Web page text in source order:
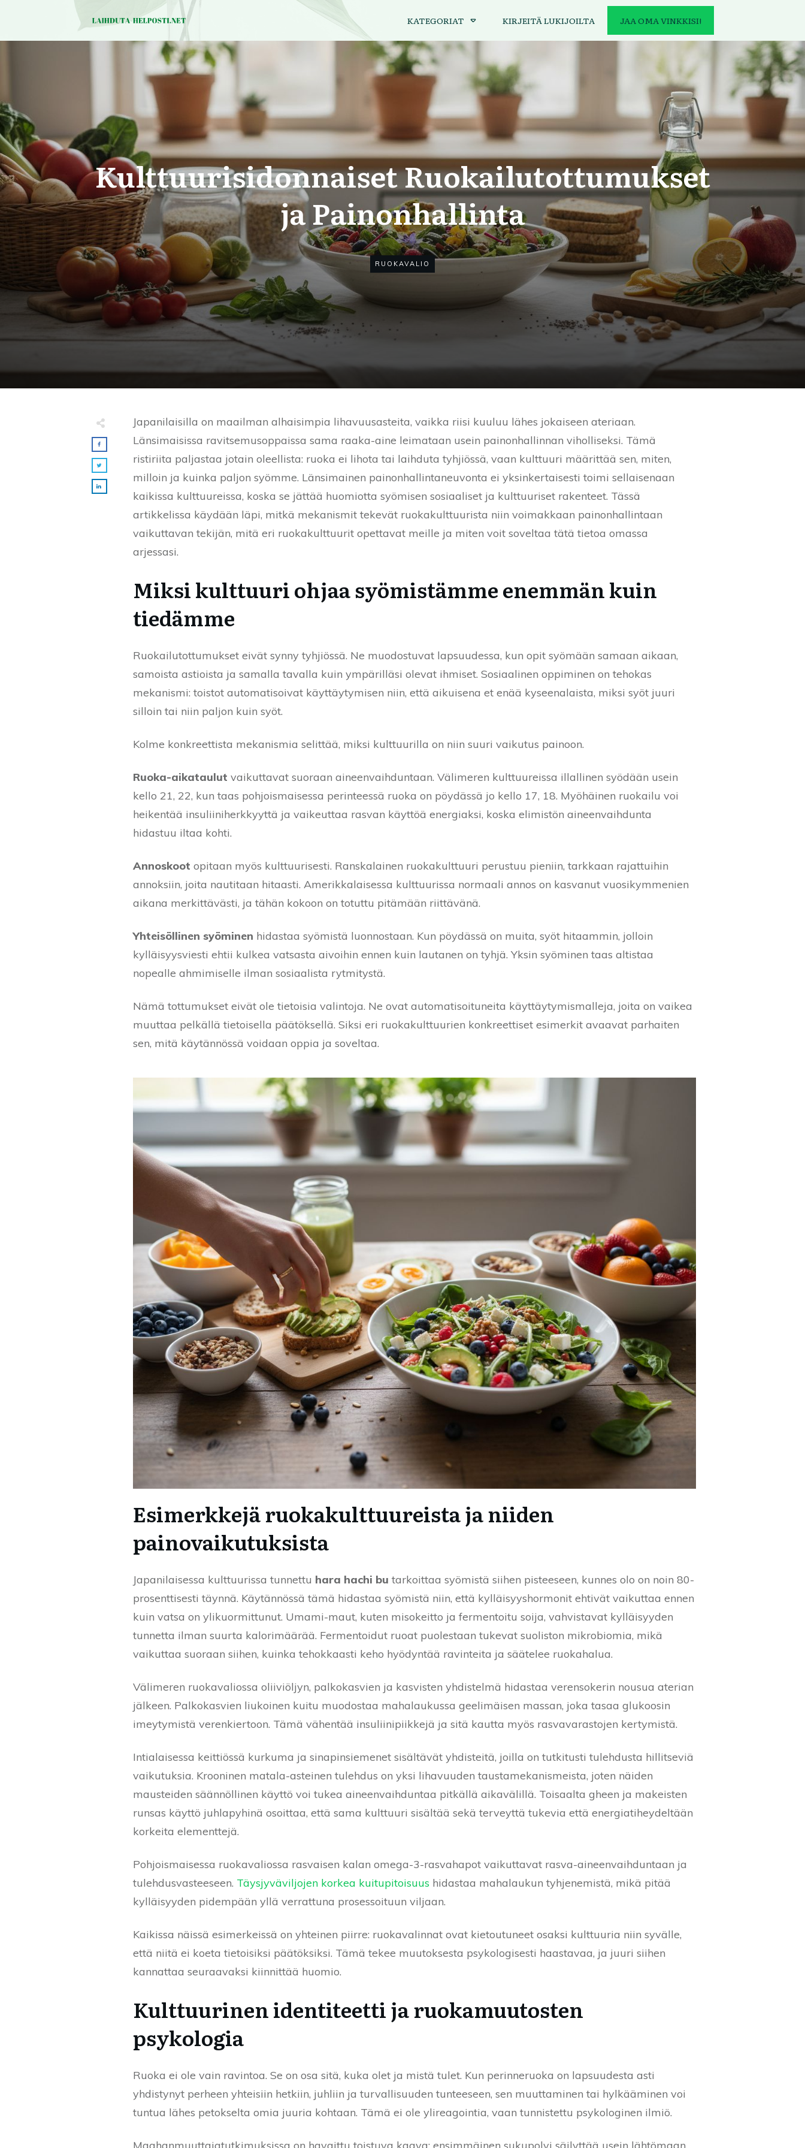
KATEGORIAT KIRJEITÄ LUKIJOILTA JAA OMA VINKKISI!
Kulttuurisidonnaiset Ruokailutottumukset
ja Painonhallinta
RUOKAVALIO
Japanilaisilla on maailman alhaisimpia lihavuusasteita, vaikka riisi kuuluu lähes jokaiseen ateriaan.
Länsimaisissa ravitsemusoppaissa sama raaka-aine leimataan usein painonhallinnan viholliseksi. Tämä
ristiriita paljastaa jotain oleellista: ruoka ei lihota tai laihduta tyhjiössä, vaan kulttuuri määrittää sen, miten,
milloin ja kuinka paljon syömme. Länsimainen painonhallintaneuvonta ei yksinkertaisesti toimi sellaisenaan
kaikissa kulttuureissa, koska se jättää huomiotta syömisen sosiaaliset ja kulttuuriset rakenteet. Tässä
artikkelissa käydään läpi, mitkä mekanismit tekevät ruokakulttuurista niin voimakkaan painonhallintaan
vaikuttavan tekijän, mitä eri ruokakulttuurit opettavat meille ja miten voit soveltaa tätä tietoa omassa
arjessasi.
Miksi kulttuuri ohjaa syömistämme enemmän kuin
tiedämme
Ruokailutottumukset eivät synny tyhjiössä. Ne muodostuvat lapsuudessa, kun opit syömään samaan aikaan,
samoista astioista ja samalla tavalla kuin ympärilläsi olevat ihmiset. Sosiaalinen oppiminen on tehokas
mekanismi: toistot automatisoivat käyttäytymisen niin, että aikuisena et enää kyseenalaista, miksi syöt juuri
silloin tai niin paljon kuin syöt.
Kolme konkreettista mekanismia selittää, miksi kulttuurilla on niin suuri vaikutus painoon.
Ruoka-aikataulut vaikuttavat suoraan aineenvaihduntaan. Välimeren kulttuureissa illallinen syödään usein
kello 21, 22, kun taas pohjoismaisessa perinteessä ruoka on pöydässä jo kello 17, 18. Myöhäinen ruokailu voi
heikentää insuliiniherkkyyttä ja vaikeuttaa rasvan käyttöä energiaksi, koska elimistön aineenvaihdunta
hidastuu iltaa kohti.
Annoskoot opitaan myös kulttuurisesti. Ranskalainen ruokakulttuuri perustuu pieniin, tarkkaan rajattuihin
annoksiin, joita nautitaan hitaasti. Amerikkalaisessa kulttuurissa normaali annos on kasvanut vuosikymmenien
aikana merkittävästi, ja tähän kokoon on totuttu pitämään riittävänä.
Yhteisöllinen syöminen hidastaa syömistä luonnostaan. Kun pöydässä on muita, syöt hitaammin, jolloin
kylläisyysviesti ehtii kulkea vatsasta aivoihin ennen kuin lautanen on tyhjä. Yksin syöminen taas altistaa
nopealle ahmimiselle ilman sosiaalista rytmitystä.
Nämä tottumukset eivät ole tietoisia valintoja. Ne ovat automatisoituneita käyttäytymismalleja, joita on vaikea
muuttaa pelkällä tietoisella päätöksellä. Siksi eri ruokakulttuurien konkreettiset esimerkit avaavat parhaiten
sen, mitä käytännössä voidaan oppia ja soveltaa.
Esimerkkejä ruokakulttuureista ja niiden
painovaikutuksista
Japanilaisessa kulttuurissa tunnettu hara hachi bu tarkoittaa syömistä siihen pisteeseen, kunnes olo on noin 80-
prosenttisesti täynnä. Käytännössä tämä hidastaa syömistä niin, että kylläisyyshormonit ehtivät vaikuttaa ennen
kuin vatsa on ylikuormittunut. Umami-maut, kuten misokeitto ja fermentoitu soija, vahvistavat kylläisyyden
tunnetta ilman suurta kalorimäärää. Fermentoidut ruoat puolestaan tukevat suoliston mikrobiomia, mikä
vaikuttaa suoraan siihen, kuinka tehokkaasti keho hyödyntää ravinteita ja säätelee ruokahalua.
Välimeren ruokavaliossa oliiviöljyn, palkokasvien ja kasvisten yhdistelmä hidastaa verensokerin nousua aterian
jälkeen. Palkokasvien liukoinen kuitu muodostaa mahalaukussa geelimäisen massan, joka tasaa glukoosin
imeytymistä verenkiertoon. Tämä vähentää insuliinipiikkejä ja sitä kautta myös rasvavarastojen kertymistä.
Intialaisessa keittiössä kurkuma ja sinapinsiemenet sisältävät yhdisteitä, joilla on tutkitusti tulehdusta hillitseviä
vaikutuksia. Krooninen matala-asteinen tulehdus on yksi lihavuuden taustamekanismeista, joten näiden
mausteiden säännöllinen käyttö voi tukea aineenvaihduntaa pitkällä aikavälillä. Toisaalta gheen ja makeisten
runsas käyttö juhlapyhinä osoittaa, että sama kulttuuri sisältää sekä terveyttä tukevia että energiatiheydeltään
korkeita elementtejä.
Pohjoismaisessa ruokavaliossa rasvaisen kalan omega-3-rasvahapot vaikuttavat rasva-aineenvaihduntaan ja
tulehdusvasteeseen. Täysjyväviljojen korkea kuitupitoisuus hidastaa mahalaukun tyhjenemistä, mikä pitää
kylläisyyden pidempään yllä verrattuna prosessoituun viljaan.
Kaikissa näissä esimerkeissä on yhteinen piirre: ruokavalinnat ovat kietoutuneet osaksi kulttuuria niin syvälle,
että niitä ei koeta tietoisiksi päätöksiksi. Tämä tekee muutoksesta psykologisesti haastavaa, ja juuri siihen
kannattaa seuraavaksi kiinnittää huomio.
Kulttuurinen identiteetti ja ruokamuutosten
psykologia
Ruoka ei ole vain ravintoa. Se on osa sitä, kuka olet ja mistä tulet. Kun perinneruoka on lapsuudesta asti
yhdistynyt perheen yhteisiin hetkiin, juhliin ja turvallisuuden tunteeseen, sen muuttaminen tai hylkääminen voi
tuntua lähes petokselta omia juuria kohtaan. Tämä ei ole ylireagointia, vaan tunnistettu psykologinen ilmiö.